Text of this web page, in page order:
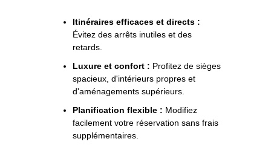
Itinéraires efficaces et directs :
Évitez des arrêts inutiles et des
retards.
Luxure et confort : Profitez de sièges
spacieux, d'intérieurs propres et
d'aménagements supérieurs.
Planification flexible : Modifiez
facilement votre réservation sans frais
supplémentaires.